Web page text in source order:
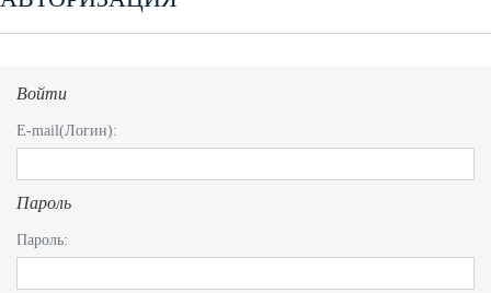
Войти
E-mail(Логин):
Пароль
Пароль: